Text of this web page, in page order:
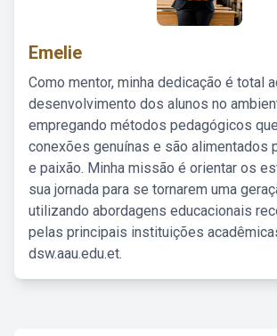
Emelie
Como mentor, minha dedicação é total
desenvolvimento dos alunos no
empregando métodos pedagógicos
conexões genuínas e são alimentados
e paixão. Minha missão é orientar os
sua jornada para se tornarem uma
utilizando abordagens educacionais
pelas principais instituições
dsw.aau.edu.et.